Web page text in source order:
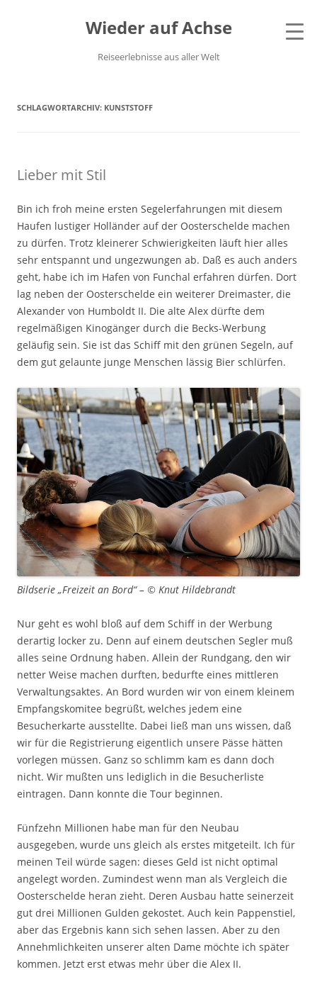
Wieder auf Achse
Reiseerlebnisse aus aller Welt
SCHLAGWORTARCHIV: KUNSTSTOFF
Lieber mit Stil
Bin ich froh meine ersten Segelerfahrungen mit diesem
Haufen lustiger Holländer auf der Oosterschelde machen
zu dürfen. Trotz kleinerer Schwierigkeiten läuft hier alles
sehr entspannt und ungezwungen ab. Daß es auch anders
geht, habe ich im Hafen von Funchal erfahren dürfen. Dort
lag neben der Oosterschelde ein weiterer Dreimaster, die
Alexander von Humboldt II. Die alte Alex dürfte dem
regelmäßigen Kinogänger durch die Becks-Werbung
geläufig sein. Sie ist das Schiff mit den grünen Segeln, auf
dem gut gelaunte junge Menschen lässig Bier schlürfen.
Bildserie „Freizeit an Bord“ – © Knut Hildebrandt
Nur geht es wohl bloß auf dem Schiff in der Werbung
derartig locker zu. Denn auf einem deutschen Segler muß
alles seine Ordnung haben. Allein der Rundgang, den wir
netter Weise machen durften, bedurfte eines mittleren
Verwaltungsaktes. An Bord wurden wir von einem kleinem
Empfangskomitee begrüßt, welches jedem eine
Besucherkarte ausstellte. Dabei ließ man uns wissen, daß
wir für die Registrierung eigentlich unsere Pässe hätten
vorlegen müssen. Ganz so schlimm kam es dann doch
nicht. Wir mußten uns lediglich in die Besucherliste
eintragen. Dann konnte die Tour beginnen.
Fünfzehn Millionen habe man für den Neubau
ausgegeben, wurde uns gleich als erstes mitgeteilt. Ich für
meinen Teil würde sagen: dieses Geld ist nicht optimal
angelegt worden. Zumindest wenn man als Vergleich die
Oosterschelde heran zieht. Deren Ausbau hatte seinerzeit
gut drei Millionen Gulden gekostet. Auch kein Pappenstiel,
aber das Ergebnis kann sich sehen lassen. Aber zu den
Annehmlichkeiten unserer alten Dame möchte ich später
kommen. Jetzt erst etwas mehr über die Alex II.